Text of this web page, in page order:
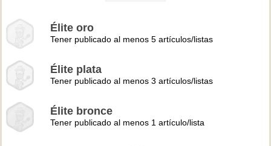
Élite oro
Tener publicado al menos 5 artículos/listas
Élite plata
Tener publicado al menos 3 artículos/listas
Élite bronce
Tener publicado al menos 1 artículo/lista